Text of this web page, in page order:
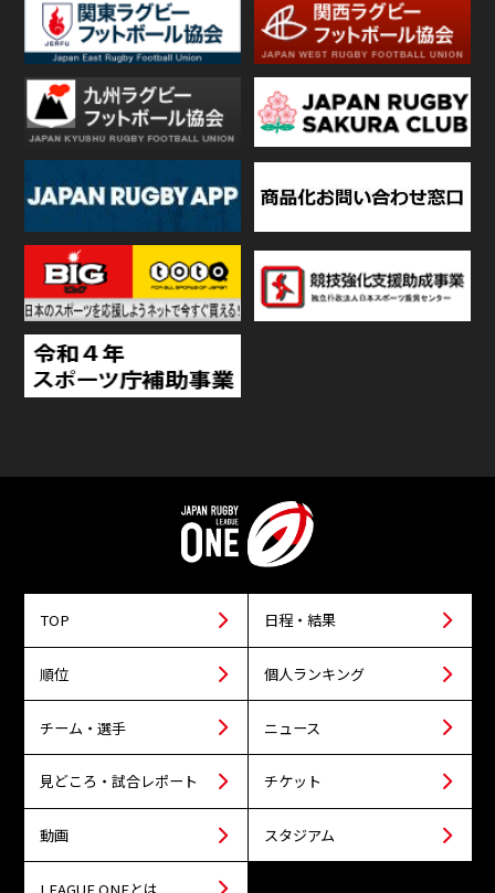
TOP 日程・結果
順位 個人ランキング
チーム・選手 ニュース
見どころ・試合レポート チケット
動画 スタジアム
LEAGUE ONEとは